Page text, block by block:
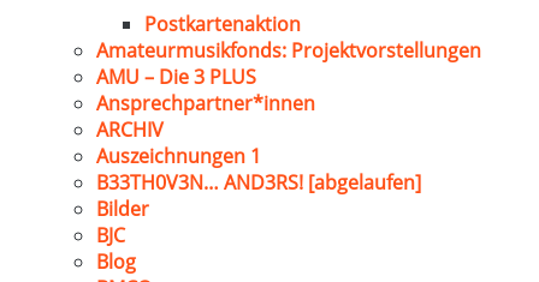
Postkartenaktion
Amateurmusikfonds: Projektvorstellungen
AMU – Die 3 PLUS
Ansprechpartner*innen
ARCHIV
Auszeichnungen 1
B33TH0V3N… AND3RS! [abgelaufen]
Bilder
BJC
Blog